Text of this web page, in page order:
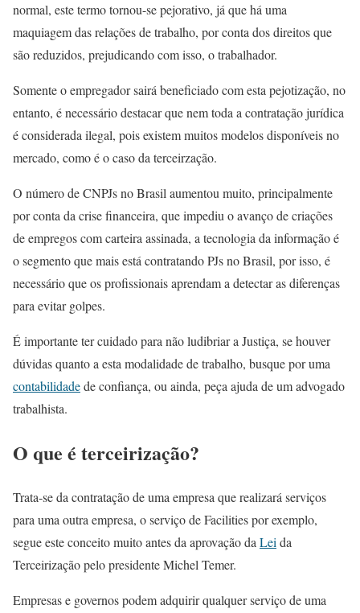
normal, este termo tornou-se pejorativo, já que há uma
maquiagem das relações de trabalho, por conta dos direitos que
são reduzidos, prejudicando com isso, o trabalhador.
Somente o empregador sairá beneficiado com esta pejotização, no
entanto, é necessário destacar que nem toda a contratação jurídica
é considerada ilegal, pois existem muitos modelos disponíveis no
mercado, como é o caso da terceirzação.
O número de CNPJs no Brasil aumentou muito, principalmente
por conta da crise financeira, que impediu o avanço de criações
de empregos com carteira assinada, a tecnologia da informação é
o segmento que mais está contratando PJs no Brasil, por isso, é
necessário que os profissionais aprendam a detectar as diferenças
para evitar golpes.
É importante ter cuidado para não ludibriar a Justiça, se houver
dúvidas quanto a esta modalidade de trabalho, busque por uma
contabilidadede confiança, ou ainda, peça ajuda de um advogado
trabalhista.
O que é terceirização?
Trata-se da contratação de uma empresa que realizará serviços
para uma outra empresa, o serviço de Facilities por exemplo,
segue este conceito muito antes da aprovação daLeida
Terceirização pelo presidente Michel Temer.
Empresas e governos podem adquirir qualquer serviço de uma